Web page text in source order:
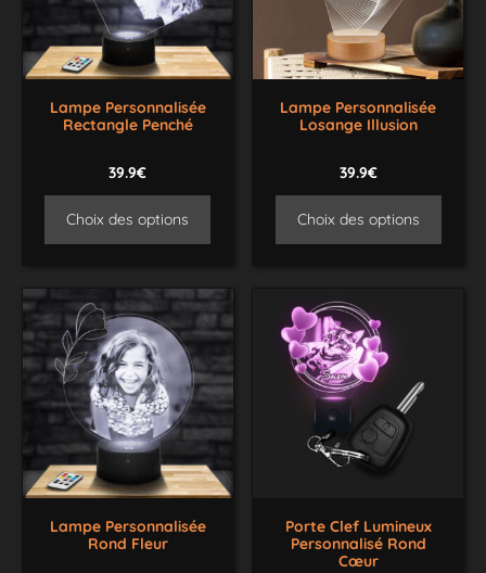
Lampe Personnalisée
Rectangle Penché
39.9€
Choix des options
Lampe Personnalisée
Losange Illusion
39.9€
Choix des options
Lampe Personnalisée
Rond Fleur
Porte Clef Lumineux
Personnalisé Rond
Cœur